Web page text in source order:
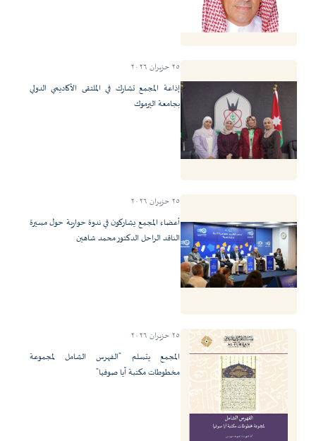
٢٥ حزيران ٢٠٢٦
إذاعة المجمع تشارك في الملتقى الأكاديمي الدولي
بجامعة اليرموك
٢٥ حزيران ٢٠٢٦
أعضاء المجمع يشاركون في ندوة حوارية حول مسيرة
الناقد الراحل الدكتور محمد شاهين
٢٥ حزيران ٢٠٢٦
المجمع يتسلم "الفهرس الشامل لمجموعة
مخطوطات مكتبة آيا صوفيا"